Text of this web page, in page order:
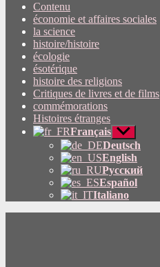
Contenu
économie et affaires sociales
la science
histoire/histoire
écologie
ésotérique
histoire des religions
Critiques de livres et de films
commémorations
Histoires étranges
Français Afficher
le
sous-
menu
Deutsch
English
Русский
Español
Italiano